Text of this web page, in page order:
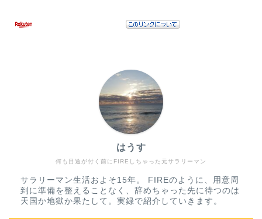
何も目途が付く前にFIREしちゃった元サラリーマン
はうす
サラリーマン生活およそ15年。 FIREのように、用意周
到に準備を整えることなく、辞めちゃった先に待つのは
天国か地獄か果たして。実録で紹介していきます。